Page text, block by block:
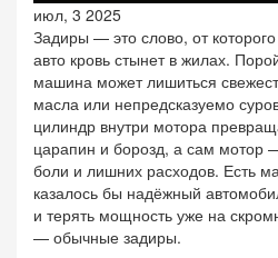
июл, 3 2025
Задиры — это слово, от
авто кровь стынет в жилах.
машина может лишиться
масла или непредсказуемо
цилиндр внутри мотора
царапин и борозд, а сам мотор
боли и лишних расходов. Есть
казалось бы надёжный
и терять мощность уже на
— обычные задиры.